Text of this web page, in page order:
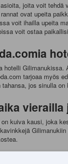
joita voit
ovat upeita
voit ihailla upeita
voit ostaa
hotelli
tarjoaa myös
jos sinulla
kuiva kausi, joka